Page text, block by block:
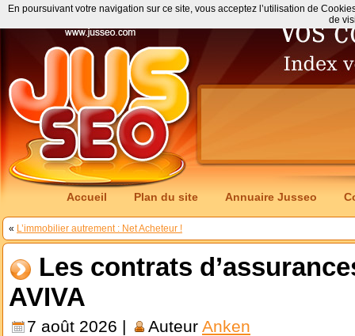
Accueil Plan du site Annuaire Jusseo
« L’immobilier autrement : Net Acheteur !
Les contrats
AVIVA
7 août 2026 | Auteur Anken
En poursuivant votre navigation sur ce site, vous acceptez l’utilisation de
de